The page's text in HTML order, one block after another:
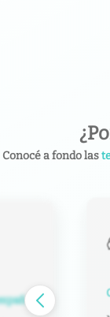
Conocé a fondo las